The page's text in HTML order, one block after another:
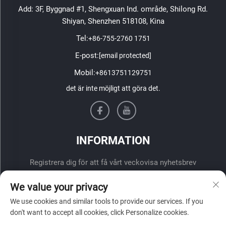
Add: 3F, Byggnad #1, Shengxuan Ind. område, Shilong Rd.
Shiyan, Shenzhen 518108, Kina
Tel:+86-755-2760 1751
E-post:[email protected]
Mobil:+8613751129751
det är inte möjligt att göra det.
INFORMATION
Registrera dig för att få vårt veckovisa nyhetsbrev
We value your privacy
We use cookies and similar tools to provide our services. If you
don't want to accept all cookies, click Personalize cookies.